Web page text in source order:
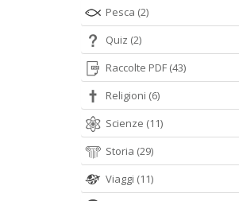
Pesca (2)
Quiz (2)
Raccolte PDF (43)
Religioni (6)
Scienze (11)
Storia (29)
Viaggi (11)